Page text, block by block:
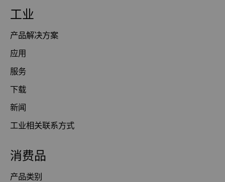
消费品
产品类别
工业
产品解决方案
应用
服务
下载
新闻
工业相关联系方式